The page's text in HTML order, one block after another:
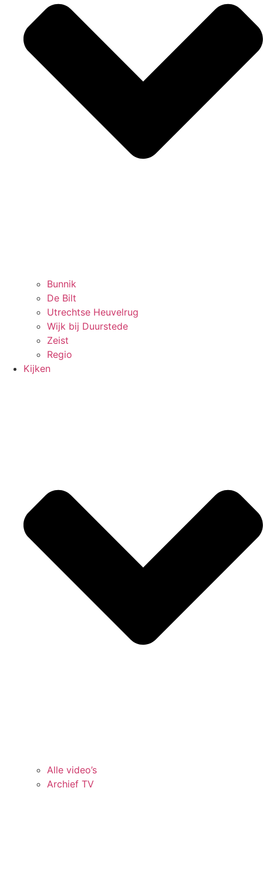
Bunnik
De Bilt
Utrechtse Heuvelrug
Wijk bij Duurstede
Zeist
Regio
Kijken
Alle video’s
Archief TV